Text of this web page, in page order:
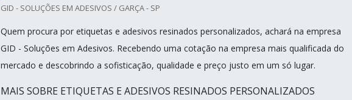
GID - SOLUÇÕES EM ADESIVOS / GARÇA - SP
Quem procura por etiquetas e adesivos resinados personalizados, achará na empresa
GID - Soluções em Adesivos. Recebendo uma cotação na empresa mais qualificada do
mercado e descobrindo a sofisticação, qualidade e preço justo em um só lugar.
MAIS SOBRE ETIQUETAS E ADESIVOS RESINADOS PERSONALIZADOS